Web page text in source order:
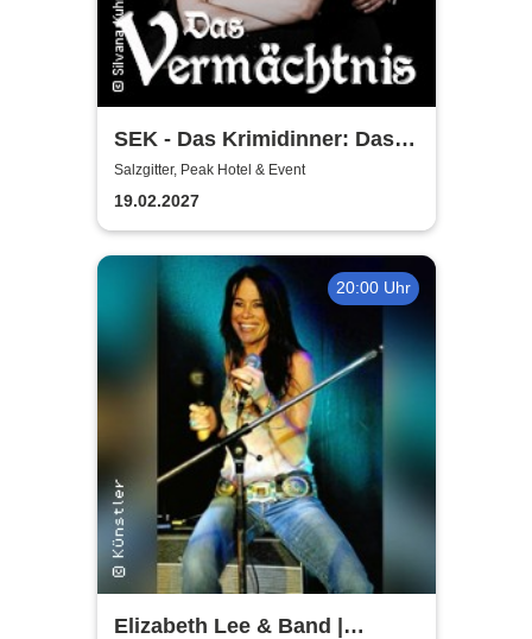
SEK - Das Krimidinner: Das
Vermächtnis
Salzgitter, Peak Hotel & Event
19.02.2027
20:00 Uhr
Elizabeth Lee & Band |